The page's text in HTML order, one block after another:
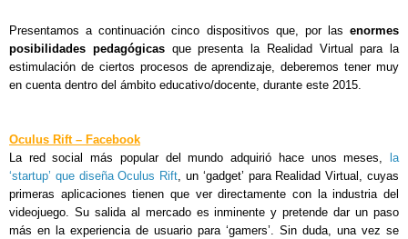
Presentamos a continuación cinco dispositivos que, por las enormes
posibilidades pedagógicasquepresenta la Realidad Virtual para la
estimulación de ciertos procesos de aprendizaje, deberemos tener muy
en cuenta dentro del ámbito educativo/docente, durante este 2015.
Oculus Rift – Facebook
La red social más popular del mundo adquirió hace unos meses,
la
‘startup’ que diseña Oculus Rift, un ‘gadget’ para Realidad Virtual, cuyas
primeras aplicaciones tienen que ver directamente con la industria del
videojuego. Su salida al mercado es inminente y pretende dar un paso
más en la experiencia de usuario para ‘gamers’. Sin duda, una vez se